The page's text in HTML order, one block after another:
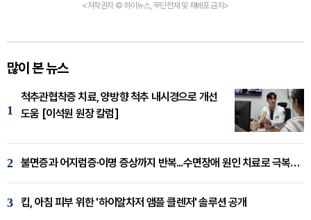
<저작권자 © 하이뉴스, 무단전재 및 재배포 금지>
많이 본 뉴스
1
척추관협착증 치료, 양방향 척추 내시경으로 개선
도움 [이석원 원장 칼럼]
2 불면증과 어지럼증·이명 증상까지 반복...수면장애 원인 치료로 극복해야
3 킵, 아침 피부 위한 '하이알차저 앰플 클렌저' 솔루션 공개